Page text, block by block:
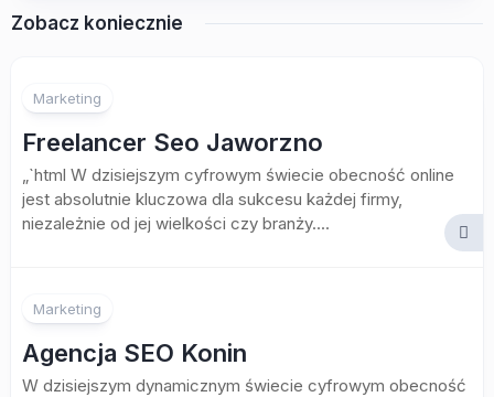
Zobacz koniecznie
Marketing
Freelancer Seo Jaworzno
„`html W dzisiejszym cyfrowym świecie obecność online
jest absolutnie kluczowa dla sukcesu każdej firmy,
niezależnie od jej wielkości czy branży....
Marketing
Agencja SEO Konin
W dzisiejszym dynamicznym świecie cyfrowym obecność